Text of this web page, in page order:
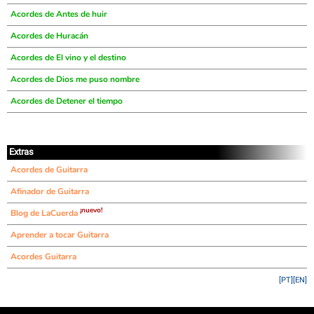
Acordes de Antes de huir
Acordes de Huracán
Acordes de El vino y el destino
Acordes de Dios me puso nombre
Acordes de Detener el tiempo
Extras
Acordes de Guitarra
Afinador de Guitarra
Blog de LaCuerda ¡nuevo!
Aprender a tocar Guitarra
Acordes Guitarra
[EN]
[PT]